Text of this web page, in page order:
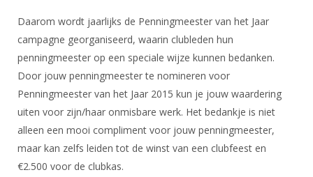
Contact
Medewerkers
Samenwerking
Formulieren
Alle Verenigingen
Wedstrijdkalender
KNAS Keurmerk
NK's
JPT
Veteranenwedstrijden
Internationale aanmeldingen
Leraar
Voor scheidsrechters
Nieuws
Scheidsrechterslijst
Scheidsrechter Documentatie
Daarom wordt jaarlijks de Penningmeester van het Jaar
campagne georganiseerd, waarin clubleden hun
penningmeester op een speciale wijze kunnen bedanken.
Door jouw penningmeester te nomineren voor
Penningmeester van het Jaar 2015 kun je jouw waardering
uiten voor zijn/haar onmisbare werk. Het bedankje is niet
alleen een mooi compliment voor jouw penningmeester,
maar kan zelfs leiden tot de winst van een clubfeest en
€2.500 voor de clubkas.